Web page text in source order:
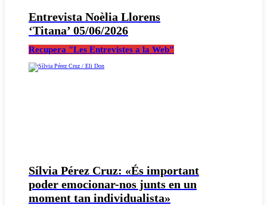
Entrevista Noèlia Llorens
‘Titana’ 05/06/2026
Recupera "Les Entrevistes a la Web"
Sílvia Pérez Cruz: «És important
poder emocionar-nos junts en un
moment tan individualista»